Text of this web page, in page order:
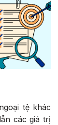
tệ khác
các giá trị